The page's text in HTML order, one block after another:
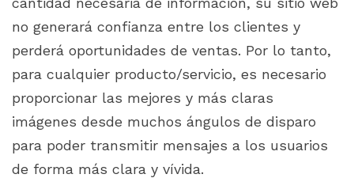
no generará confianza entre los clientes y
perderá oportunidades de ventas. Por lo tanto,
para cualquier producto/servicio, es necesario
proporcionar las mejores y más claras
imágenes desde muchos ángulos de disparo
para poder transmitir mensajes a los usuarios
de forma más clara y vívida.